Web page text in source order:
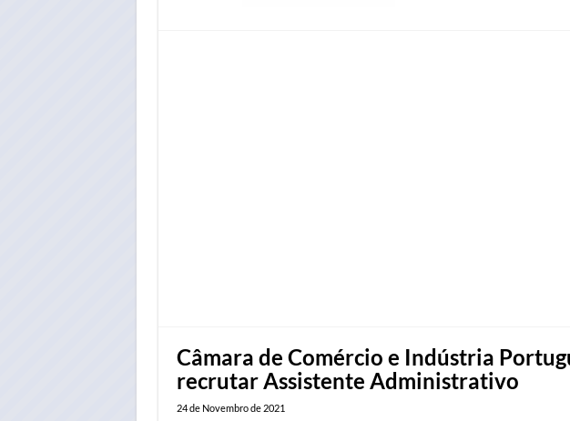
Câmara de Comércio e Indústria
recrutar Assistente Administrativo
24 de Novembro de 2021